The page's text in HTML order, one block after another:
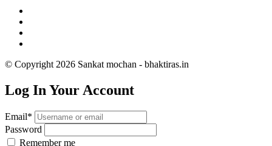
© Copyright 2026 Sankat mochan - bhaktiras.in
Log In Your Account
Email*
Password
Remember me